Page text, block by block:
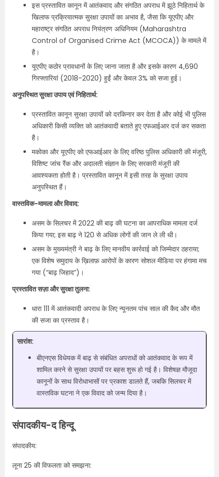
इस प्रस्तावित कानून में आतंकवाद और संगठित अपराध में झूठे निहितार्थ के
खिलाफ प्रक्रियात्मक सुरक्षा उपायों का अभाव है, जैसा कि यूएपीए और
महाराष्ट्र संगठित अपराध नियंत्रण अधिनियम (Maharashtra
Control of Organised Crime Act (MCOCA)) के मामले में
है।
यूएपीए कठोर प्रावधानों के लिए जाना जाता है और इसके कारण 4,690
गिरफ्तारियां (2018-2020) हुईं और केवल 3% को सजा हुई।
अनुपस्थित सुरक्षा उपाय एवं निहितार्थ:
प्रस्तावित कानून सुरक्षा उपायों को दरकिनार कर देता है और कोई भी पुलिस
अधिकारी किसी व्यक्ति को आतंकवादी बताते हुए एफआईआर दर्ज कर सकता
है।
मकोका और यूएपीए को एफआईआर के लिए वरिष्ठ पुलिस अधिकारी की मंजूरी,
विशिष्ट जांच रैंक और अदालती संज्ञान के लिए सरकारी मंजूरी की
आवश्यकता होती है। प्रस्तावित कानून में इसी तरह के सुरक्षा उपाय
अनुपस्थित हैं।
वास्तविक-मामला और विवाद:
असम के सिलचर में 2022 की बाढ़ की घटना का आपराधिक मामला दर्ज
किया गया; इस बाढ़ ने 120 से अधिक लोगों की जान ले ली थी।
असम के मुख्यमंत्री ने बाढ़ के लिए मानवीय कार्रवाई को जिम्मेदार ठहराया;
एक विशेष समुदाय के ख़िलाफ़ आरोपों के कारण सोशल मीडिया पर हंगामा मच
गया (“बाढ़ जिहाद”)।
प्रस्तावित सज़ा और सुरक्षा तुलना:
धारा 111 में आतंकवादी अपराध के लिए न्यूनतम पांच साल की कैद और मौत
की सजा का प्रस्ताव है।
सारांश:
बीएनएस विधेयक में बाढ़ से संबंधित अपराधों को आतंकवाद के रूप में
शामिल करने से सुरक्षा उपायों पर बहस शुरू हो गई है। विशेषज्ञ मौजूदा
कानूनों के साथ विरोधाभासों पर प्रकाश डालते हैं, जबकि सिलचर में
वास्तविक घटना ने एक विवाद को जन्म दिया है।
संपादकीय-द हिन्दू
संपादकीय:
लूना 25 की विफलता को समझना: